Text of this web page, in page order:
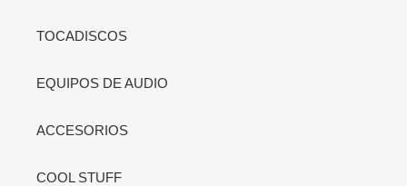
TOCADISCOS
EQUIPOS DE AUDIO
ACCESORIOS
COOL STUFF